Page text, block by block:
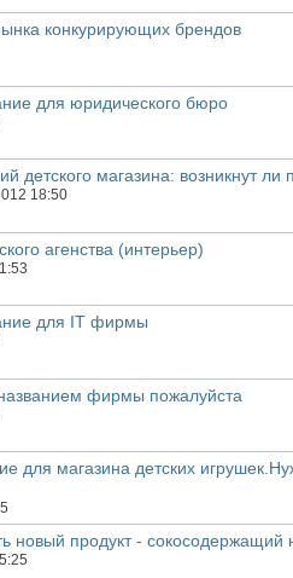
конкурирующих брендов
для юридического бюро
детского магазина: возникнут ли
18:50
агенства (интерьер)
для IT фирмы
фирмы пожалуйста
для магазина детских
новый продукт - сокосодержащий